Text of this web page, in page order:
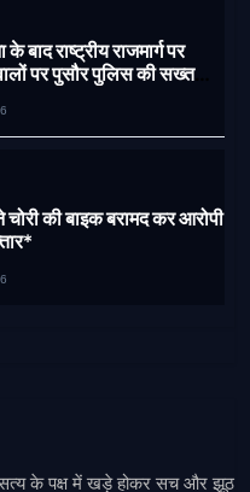
बाद राष्ट्रीय राजमार्ग पर
पर पुसौर पुलिस की सख्त
की बाइक बरामद कर आरोपी
सत्य के पक्ष में खड़े होकर सच और झूठ